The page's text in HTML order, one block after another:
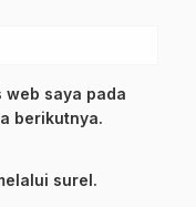
web saya pada
berikutnya.
surel.